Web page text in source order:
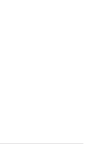
Option ist zurzeit nicht